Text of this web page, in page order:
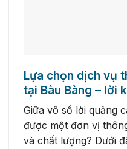
Lựa chọn dịch vụ
tại Bàu Bàng – lời
Giữa vô số lời quảng
được một đơn vị
và chất lượng? Dưới